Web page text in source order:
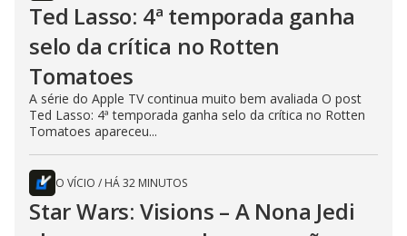
Ted Lasso: 4ª temporada ganha
selo da crítica no Rotten
Tomatoes
A série do Apple TV continua muito bem avaliada O post
Ted Lasso: 4ª temporada ganha selo da crítica no Rotten
Tomatoes apareceu...
O VÍCIO / HÁ 32 MINUTOS
Star Wars: Visions – A Nona Jedi